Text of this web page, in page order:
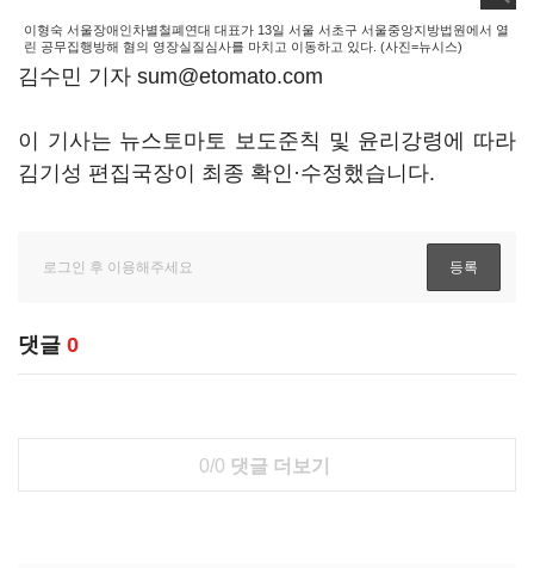
이형숙 서울장애인차별철폐연대 대표가 13일 서울 서초구 서울중앙지방법원에서 열
린 공무집행방해 혐의 영장실질심사를 마치고 이동하고 있다. (사진=뉴시스)
김수민 기자 sum@etomato.com
이 기사는 뉴스토마토 보도준칙 및 윤리강령에 따라
김기성 편집국장이 최종 확인·수정했습니다.
댓글 0
0/0 댓글 더보기